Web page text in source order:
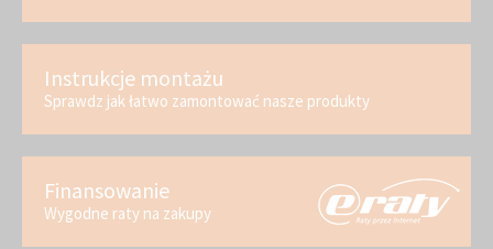
Instrukcje montażu
Sprawdz jak łatwo zamontować nasze produkty
Finansowanie
Wygodne raty na zakupy